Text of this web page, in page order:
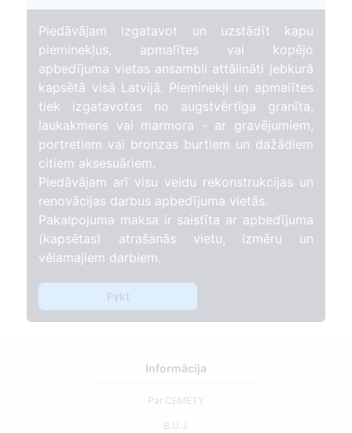
Piedāvājam izgatavot un uzstādīt kapu
pieminekļus, apmalītes vai kopējo
apbedījuma vietas ansambli attālināti jebkurā
kapsētā visā Latvijā. Pieminekļi un apmalītes
tiek izgatavotas no augstvērtīga granīta,
laukakmens vai marmora - ar gravējumiem,
portretiem vai bronzas burtiem un dažādiem
citiem aksesuāriem.
Piedāvājam arī visu veidu rekonstrukcijas un
renovācijas darbus apbedījuma vietās.
Pakalpojuma maksa ir saistīta ar apbedījuma
(kapsētas) atrašanās vietu, izmēru un
vēlamajiem darbiem.
Pirkt
Informācija
Par CEMETY
B.U.J.